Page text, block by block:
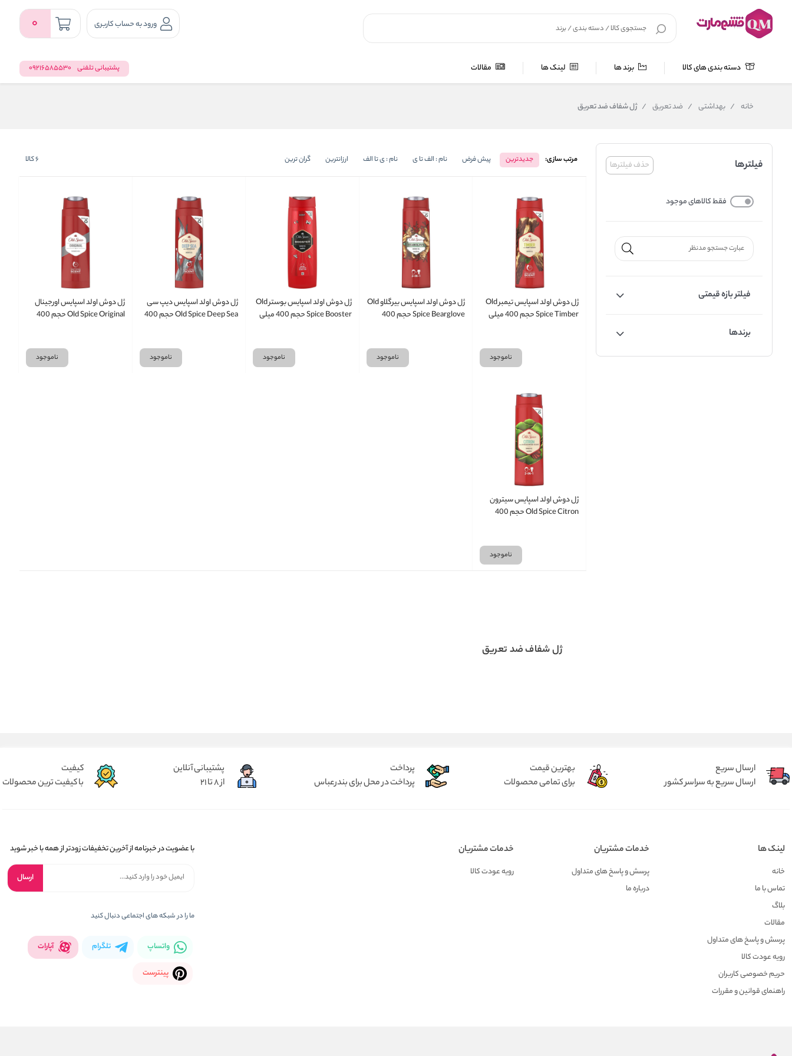
ورود به حساب کاربری 0
دسته بندی های کالا برند ها لینک ها مقالات پشتیبانی تلفنی 09216585530
خانه / بهداشتی / ضد تعریق / ژل شفاف ضد تعریق
حذف فیلترها فیلترها
فقط کالاهای موجود
فیلتر بازه قیمتی
برندها
مرتب سازی: جدیدترین پیش فرض نام : الف تا ی نام : ی تا الف ارزانترین گران ترین 6کالا
ژل دوش اولد اسپایس تیمبر Old
Spice Timber حجم 400 میلی
ناموجود
ژل دوش اولد اسپایس بیرگلاو Old
Spice Bearglove حجم 400
ناموجود
ژل دوش اولد اسپایس بوستر Old
Spice Booster حجم 400 میلی
ناموجود
ژل دوش اولد اسپایس دیپ سی
Old Spice Deep Sea حجم 400
ناموجود
ژل دوش اولد اسپایس اورجینال
Old Spice Original حجم 400
ناموجود
ژل دوش اولد اسپایس سیترون
Old Spice Citron حجم 400
ناموجود
ژل شفاف ضد تعریق
ارسال سریع
ارسال سریع به سراسر کشور
بهترین قیمت
برای تمامی محصولات
پرداخت
پرداخت در محل برای بندرعباس
پشتیبانی آنلاین
از 8 تا 21
کیفیت
با کیفیت ترین محصولات
لینک ها
خانه
تماس با ما
بلاگ
مقالات
پرسش و پاسخ های متداول
رویه عودت کالا
حریم خصوصی کاربران
راهنمای قوانین و مقررات
خدمات مشتریان
پرسش و پاسخ های متداول
درباره ما
خدمات مشتریان
رویه عودت کالا
با عضویت در خبرنامه از آخرین تخفیفات زودتر از همه با خبر شوید
ارسال
ما را در شبکه های اجتماعی دنبال کنید
واتساپ تلگرام آپارات
پینترست